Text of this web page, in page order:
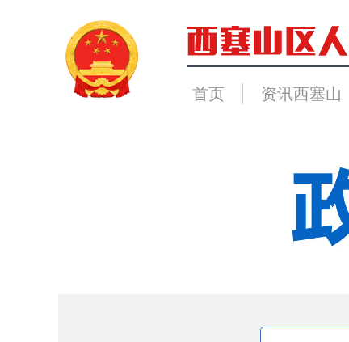
首页 资讯西塞山